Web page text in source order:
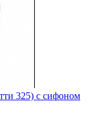
325) с сифоном